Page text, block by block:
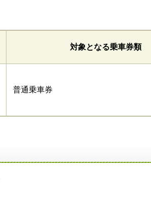
対象となる乗車券類
普通乗車券